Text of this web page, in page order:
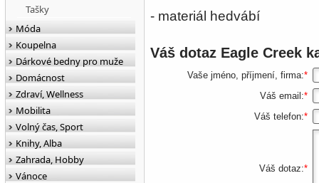
- materiál hedvábí
Váš dotaz Eagle Creek
Vaše jméno, příjmení, firma:*
Váš email:*
Váš telefon:*
Váš dotaz:*
Tašky
Móda
Koupelna
Dárkové bedny pro muže
Domácnost
Zdraví, Wellness
Mobilita
Volný čas, Sport
Knihy, Alba
Zahrada, Hobby
Vánoce